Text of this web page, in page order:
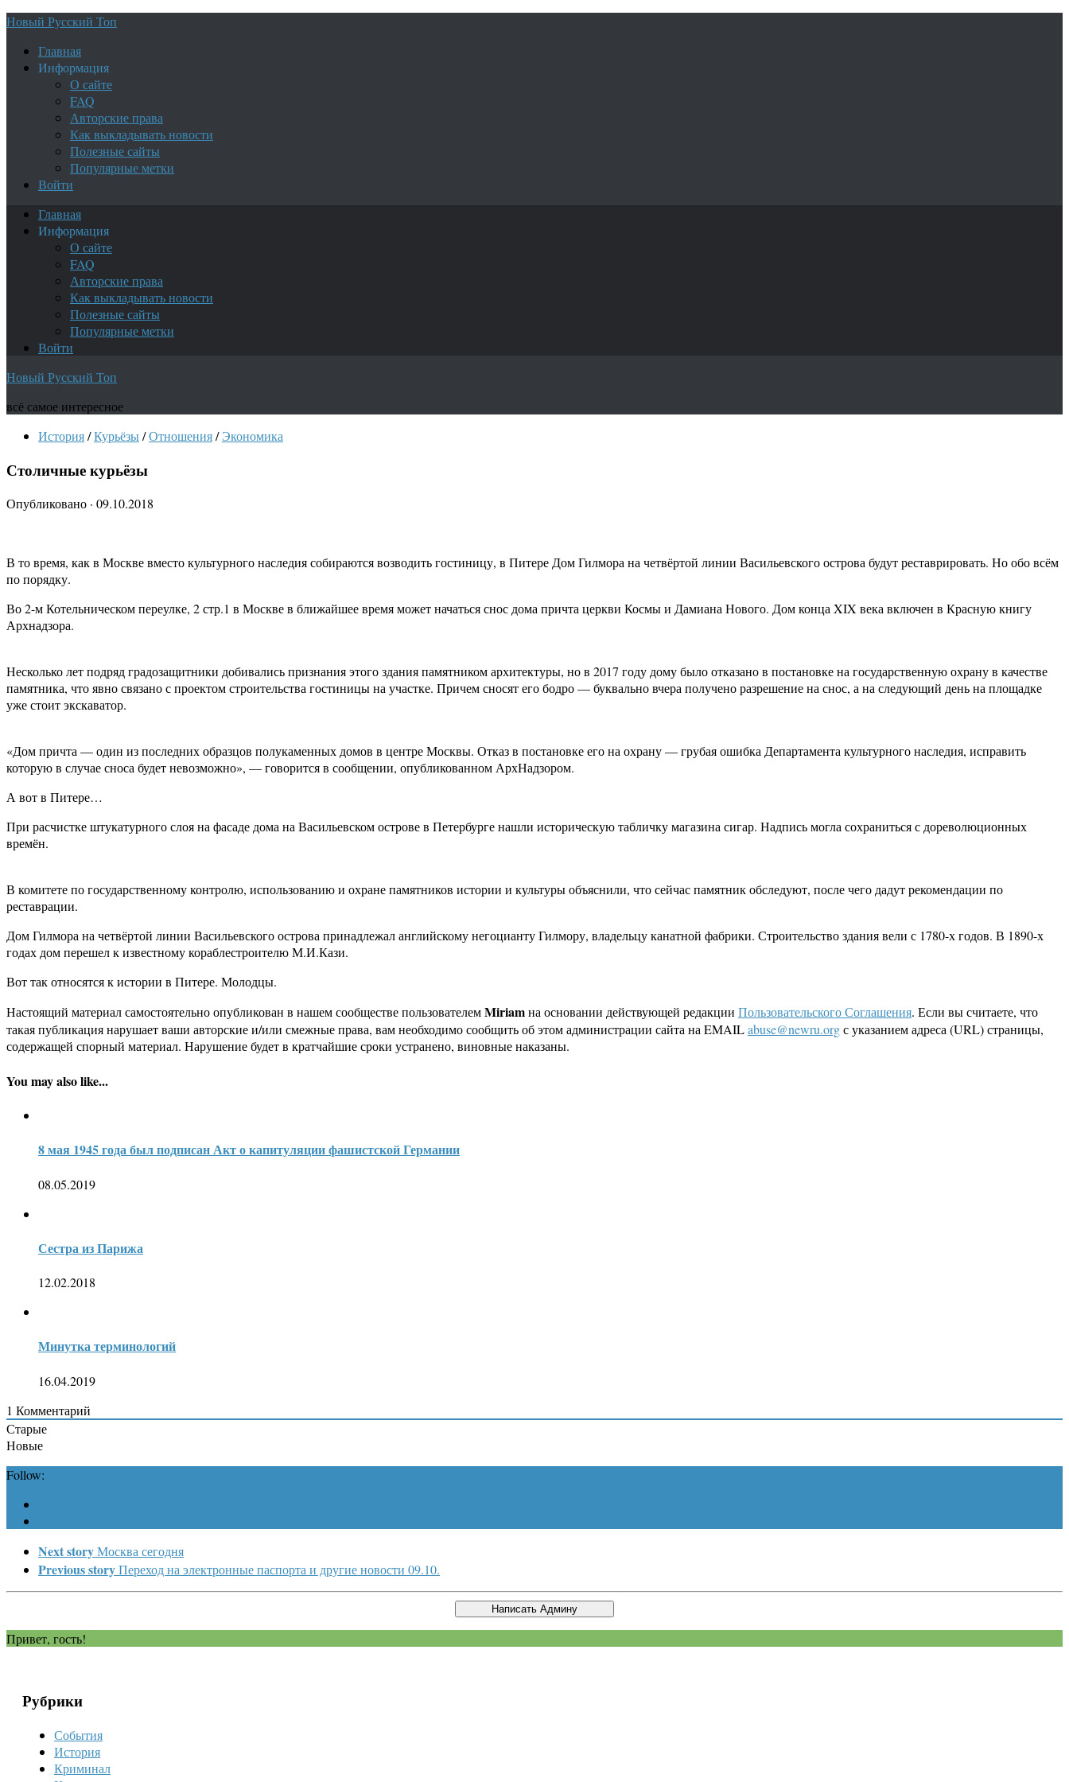
Новый Русский Топ
Главная
Информация
О сайте
FAQ
Авторские права
Как выкладывать новости
Полезные сайты
Популярные метки
Войти
Главная
Информация
О сайте
FAQ
Авторские права
Как выкладывать новости
Полезные сайты
Популярные метки
Войти
Новый Русский Топ
всё самое интересное
История/Курьёзы/Отношения/ Экономика
Столичные курьёзы
Опубликовано · 09.10.2018
В то время, как в Москве вместо культурного наследия собираются возводить гостиницу, в Питере Дом Гилмора на четвёртой линии Васильевского острова будут реставрировать. Но обо всём
по порядку.
Во 2-м Котельническом переулке, 2 стр.1 в Москве в ближайшее время может начаться снос дома причта церкви Космы и Дамиана Нового. Дом конца XIX века включен в Красную книгу
Архнадзора.
Несколько лет подряд градозащитники добивались признания этого здания памятником архитектуры, но в 2017 году дому было отказано в постановке на государственную охрану в качестве
памятника, что явно связано с проектом строительства гостиницы на участке. Причем сносят его бодро — буквально вчера получено разрешение на снос, а на следующий день на площадке
уже стоит экскаватор.
«Дом причта — один из последних образцов полукаменных домов в центре Москвы. Отказ в постановке его на охрану — грубая ошибка Департамента культурного наследия, исправить
которую в случае сноса будет невозможно», — говорится в сообщении, опубликованном АрхНадзором.
А вот в Питере…
При расчистке штукатурного слоя на фасаде дома на Васильевском острове в Петербурге нашли историческую табличку магазина сигар. Надпись могла сохраниться с дореволюционных
времён.
В комитете по государственному контролю, использованию и охране памятников истории и культуры объяснили, что сейчас памятник обследуют, после чего дадут рекомендации по
реставрации.
Дом Гилмора на четвёртой линии Васильевского острова принадлежал английскому негоцианту Гилмору, владельцу канатной фабрики. Строительство здания вели с 1780-х годов. В 1890-х
годах дом перешел к известному кораблестроителю М.И.Кази.
Вот так относятся к истории в Питере. Молодцы.
Настоящий материал самостоятельно опубликован в нашем сообществе пользователемMiriamна основании действующей редакции Пользовательского Соглашения. Если вы считаете, что
такая публикация нарушает ваши авторские и/или смежные права, вам необходимо сообщить об этом администрации сайта на EMAILabuse@newru.orgс указанием адреса (URL) страницы,
содержащей спорный материал. Нарушение будет в кратчайшие сроки устранено, виновные наказаны.
You may also like...
8 мая 1945 года был подписан Акт о капитуляции фашистской Германии
08.05.2019
Сестра из Парижа
12.02.2018
Минутка терминологий
16.04.2019
1 Комментарий
Старые
Новые
Follow:
Next storyМосква сегодня
Previous storyПереход на электронные паспорта и другие новости 09.10.
Привет, гость!
Рубрики
События
История
Криминал